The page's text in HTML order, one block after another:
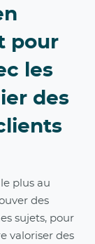
pour
les
des
plus au
des
sujets, pour
valoriser des